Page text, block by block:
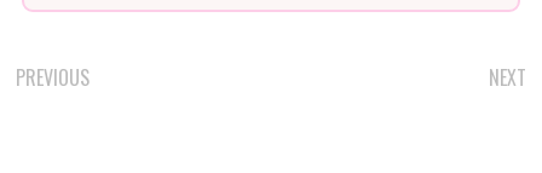
POST
PREVIOUS NEXT